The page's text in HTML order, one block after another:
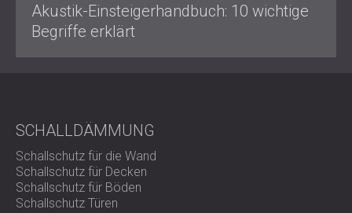
Akustik-Einsteigerhandbuch: 10 wichtige
Begriffe erklärt
SCHALLDÄMMUNG
Schallschutz für die Wand
Schallschutz für Decken
Schallschutz für Böden
Schallschutz Türen